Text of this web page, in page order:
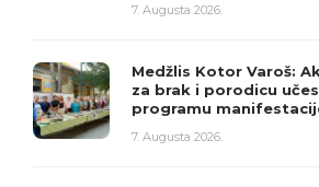
7. Augusta 2026.
Medžlis Kotor Varoš:
za brak i porodicu
programu
7. Augusta 2026.